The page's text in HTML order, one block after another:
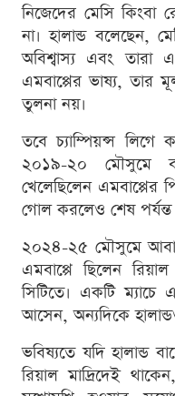
নিজেদের মেসি কিংবা
না। হালান্ড বলেছেন,
অবিশ্বাস্য এবং তারা
এমবাপ্পের ভাষ্য, তার
তুলনা নয়।
তবে চ্যাম্পিয়ন্স লিগে
২০১৯-২০ মৌসুমে
খেলেছিলেন এমবাপ্পের
গোল করলেও শেষ
২০২৪-২৫ মৌসুমে
এমবাপ্পে ছিলেন রিয়াল
সিটিতে। একটি ম্যাচে
আসেন, অন্যদিকে
ভবিষ্যতে যদি হালান্ড
রিয়াল মাদ্রিদেই